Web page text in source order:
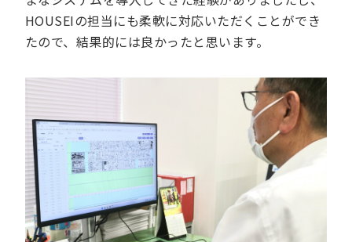
HOUSEIの担当にも柔軟に対応いただくことができ
たので、結果的には良かったと思います。